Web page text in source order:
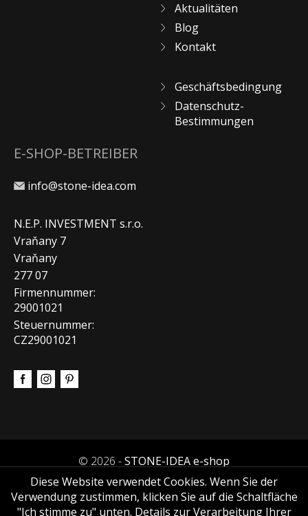
Aktualitäten
Blog
Kontakt
Geschäftsbedingung
Datenschutz-
Bestimmungen
E-SHOP-BETREIBER
info@stone-idea.com
N.E.P. INVESTMENT s.r.o.
Vraňany 7
Vraňany
277 07
Firmennummer:
29001021
Steuernummer:
CZ29001021
© 2026 -STONE-IDEA e-shop
Diese Website verwendet Cookies. Wenn Sie der
Verwendung zustimmen, klicken Sie auf die Schaltfläche
"Ich stimme zu" unten. Details zur Verarbeitung Ihrer